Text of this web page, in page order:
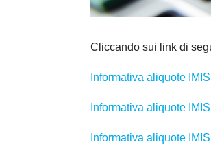
Cliccando sui link di
Informativa aliquote
Informativa aliquote
Informativa aliquote